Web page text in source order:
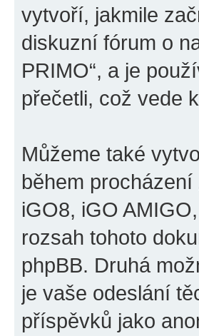
vytvoří, jakmile
diskuzní fórum o
PRIMO“, a je
přečetli, což vede
Můžeme také
během
iGO8, iGO
rozsah tohoto
phpBB. Druhá
je vaše odeslání
příspěvků jako